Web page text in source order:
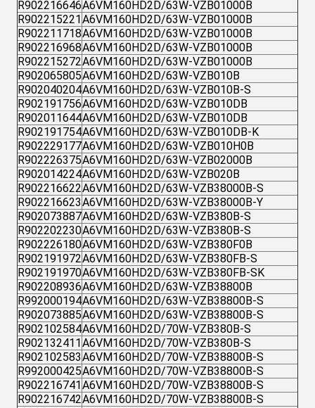
R902216646A6VM160HD2D/63W-VZB01000B
R902215221A6VM160HD2D/63W-VZB01000B
R902211718A6VM160HD2D/63W-VZB01000B
R902216968A6VM160HD2D/63W-VZB01000B
R902215272A6VM160HD2D/63W-VZB01000B
R902065805A6VM160HD2D/63W-VZB010B
R902040204A6VM160HD2D/63W-VZB010B-S
R902191756A6VM160HD2D/63W-VZB010DB
R902011644A6VM160HD2D/63W-VZB010DB
R902191754A6VM160HD2D/63W-VZB010DB-K
R902229177A6VM160HD2D/63W-VZB010H0B
R902226375A6VM160HD2D/63W-VZB02000B
R902014224A6VM160HD2D/63W-VZB020B
R902216622A6VM160HD2D/63W-VZB38000B-S
R902216623A6VM160HD2D/63W-VZB38000B-Y
R902073887A6VM160HD2D/63W-VZB380B-S
R902202230A6VM160HD2D/63W-VZB380B-S
R902226180A6VM160HD2D/63W-VZB380F0B
R902191972A6VM160HD2D/63W-VZB380FB-S
R902191970A6VM160HD2D/63W-VZB380FB-SK
R902208936A6VM160HD2D/63W-VZB38800B
R992000194A6VM160HD2D/63W-VZB38800B-S
R902073885A6VM160HD2D/63W-VZB38800B-S
R902102584A6VM160HD2D/70W-VZB380B-S
R902132411A6VM160HD2D/70W-VZB380B-S
R902102583A6VM160HD2D/70W-VZB38800B-S
R992000425A6VM160HD2D/70W-VZB38800B-S
R902216741A6VM160HD2D/70W-VZB38800B-S
R902216742A6VM160HD2D/70W-VZB38800B-S